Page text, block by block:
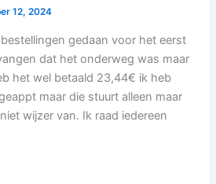
12, 2024
gedaan voor het eerst
dat het onderweg was maar
het wel betaald 23,44€ ik heb
maar die stuurt alleen maar
wijzer van. Ik raad iedereen